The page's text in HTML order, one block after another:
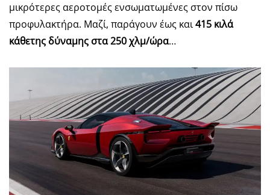
μικρότερες αεροτομές ενσωματωμένες στον πίσω
προφυλακτήρα. Μαζί, παράγουν έως και415 κιλά
κάθετης δύναμης στα 250 χλμ/ώρα…